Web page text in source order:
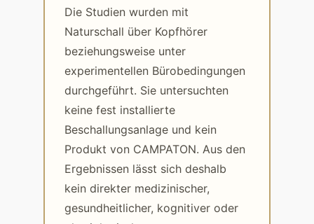
Die Studien wurden mit
Naturschall über Kopfhörer
beziehungsweise unter
experimentellen Bürobedingungen
durchgeführt. Sie untersuchten
keine fest installierte
Beschallungsanlage und kein
Produkt von CAMPATON. Aus den
Ergebnissen lässt sich deshalb
kein direkter medizinischer,
gesundheitlicher, kognitiver oder